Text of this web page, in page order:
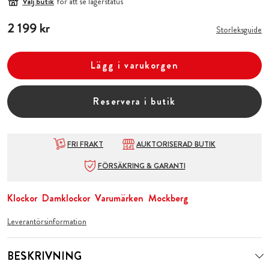
Pris:2 199 kr
2 199 kr Storleksguide
Lägg i varukorgen
Reservera i butik
FRI FRAKT
AUKTORISERAD BUTIK
FÖRSÄKRING & GARANTI
Klockor Damklockor Varumärken Mockberg
Leverantörsinformation
BESKRIVNING